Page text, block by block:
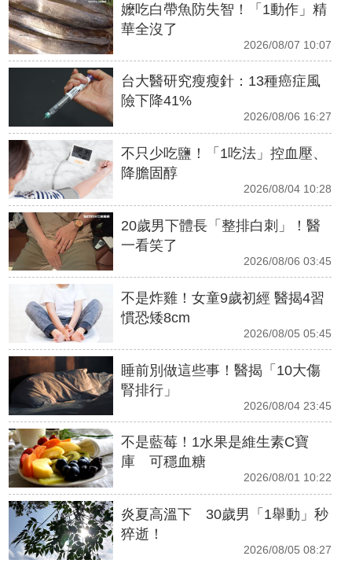
嬤吃白帶魚防失智！「1動作」精
華全沒了
2026/08/07 10:07
台大醫研究瘦瘦針：13種癌症風
險下降41%
2026/08/06 16:27
不只少吃鹽！「1吃法」控血壓、
降膽固醇
2026/08/04 10:28
20歲男下體長「整排白刺」！醫
一看笑了
2026/08/06 03:45
不是炸雞！女童9歲初經 醫揭4習
慣恐矮8cm
2026/08/05 05:45
睡前別做這些事！醫揭「10大傷
腎排行」
2026/08/04 23:45
不是藍莓！1水果是維生素C寶
庫 可穩血糖
2026/08/01 10:22
炎夏高溫下 30歲男「1舉動」秒
猝逝！
2026/08/05 08:27